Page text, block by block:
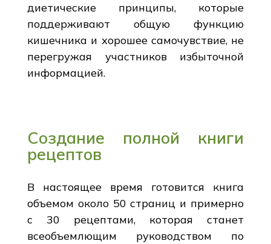
диетические принципы, которые
поддерживают общую функцию
кишечника и хорошее самочувствие, не
перегружая участников избыточной
информацией.
Создание полной книги
рецептов
В настоящее время готовится книга
объемом около 50 страниц и примерно
с 30 рецептами, которая станет
всеобъемлющим руководством по